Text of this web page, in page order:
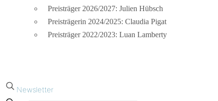
Preisträger 2026/2027: Julien Hübsch
Preisträgerin 2024/2025: Claudia Pigat
Preisträger 2022/2023: Luan Lamberty
Newsletter